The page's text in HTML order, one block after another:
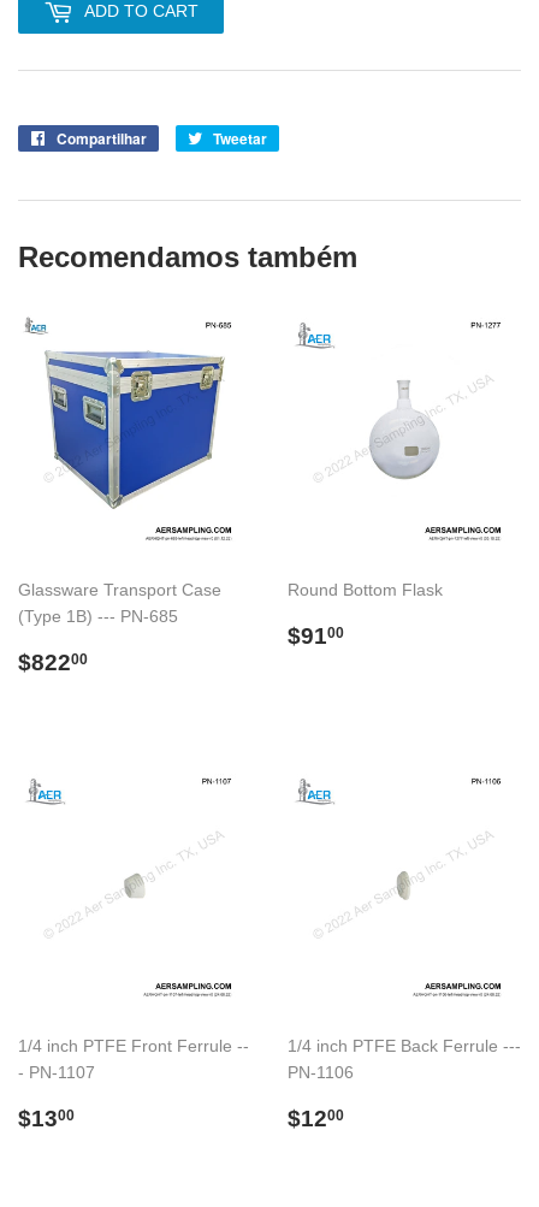
ADD TO CART
Compartilhar
CompartilheTweetar
Recomendamos também
Glassware Transport Case
(Type 1B) --- PN-685
Preço
$82200
Round Bottom Flask
Preço
$9100
1/4 inch PTFE Front Ferrule --
- PN-1107
Preço
$1300
1/4 inch PTFE Back Ferrule ---
PN-1106
Preço
$1200